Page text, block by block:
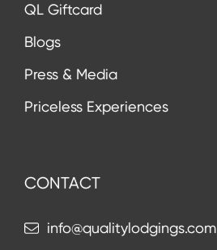
QL Giftcard
Blogs
Press & Media
Priceless Experiences
CONTACT
info@qualitylodgings.com